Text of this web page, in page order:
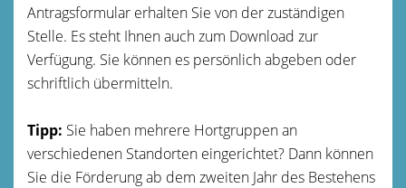
Antragsformular erhalten Sie von der zuständigen
Stelle. Es steht Ihnen auch zum Download zur
Verfügung. Sie können es persönlich abgeben oder
schriftlich übermitteln.
Tipp: Sie haben mehrere Hortgruppen an
verschiedenen Standorten eingerichtet? Dann können
Sie die Förderung ab dem zweiten Jahr des Bestehens